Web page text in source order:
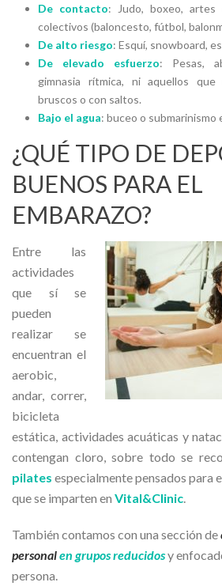
De contacto: Judo, boxeo, artes
colectivos (baloncesto, fútbol,
De alto riesgo: Esquí, snowboard,
De elevado esfuerzo: Pesas,
gimnasia rítmica, ni aquellos que
bruscos o con saltos.
Bajo el agua: buceo o submarinismo
¿QUÉ TIPO DE
BUENOS PARA EL
EMBARAZO?
Entre las
actividades
que sí se
pueden
realizar se
encuentran el
aerobic,
andar, correr,
bicicleta
estática, actividades acuáticas y
contengan cloro, sobre todo se
pilates especialmente pensados para
que se imparten en Vital&Clinic.
También contamos con una sección de
personalen grupos reducidosy
persona.